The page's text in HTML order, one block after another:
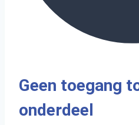
Geen toegang
onderdeel​